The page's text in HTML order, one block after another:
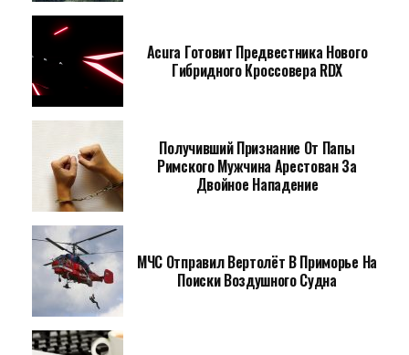
Acura Готовит Предвестника Нового
Гибридного Кроссовера RDX
Получивший Признание От Папы
Римского Мужчина Арестован За
Двойное Нападение
МЧС Отправил Вертолёт В Приморье На
Поиски Воздушного Судна